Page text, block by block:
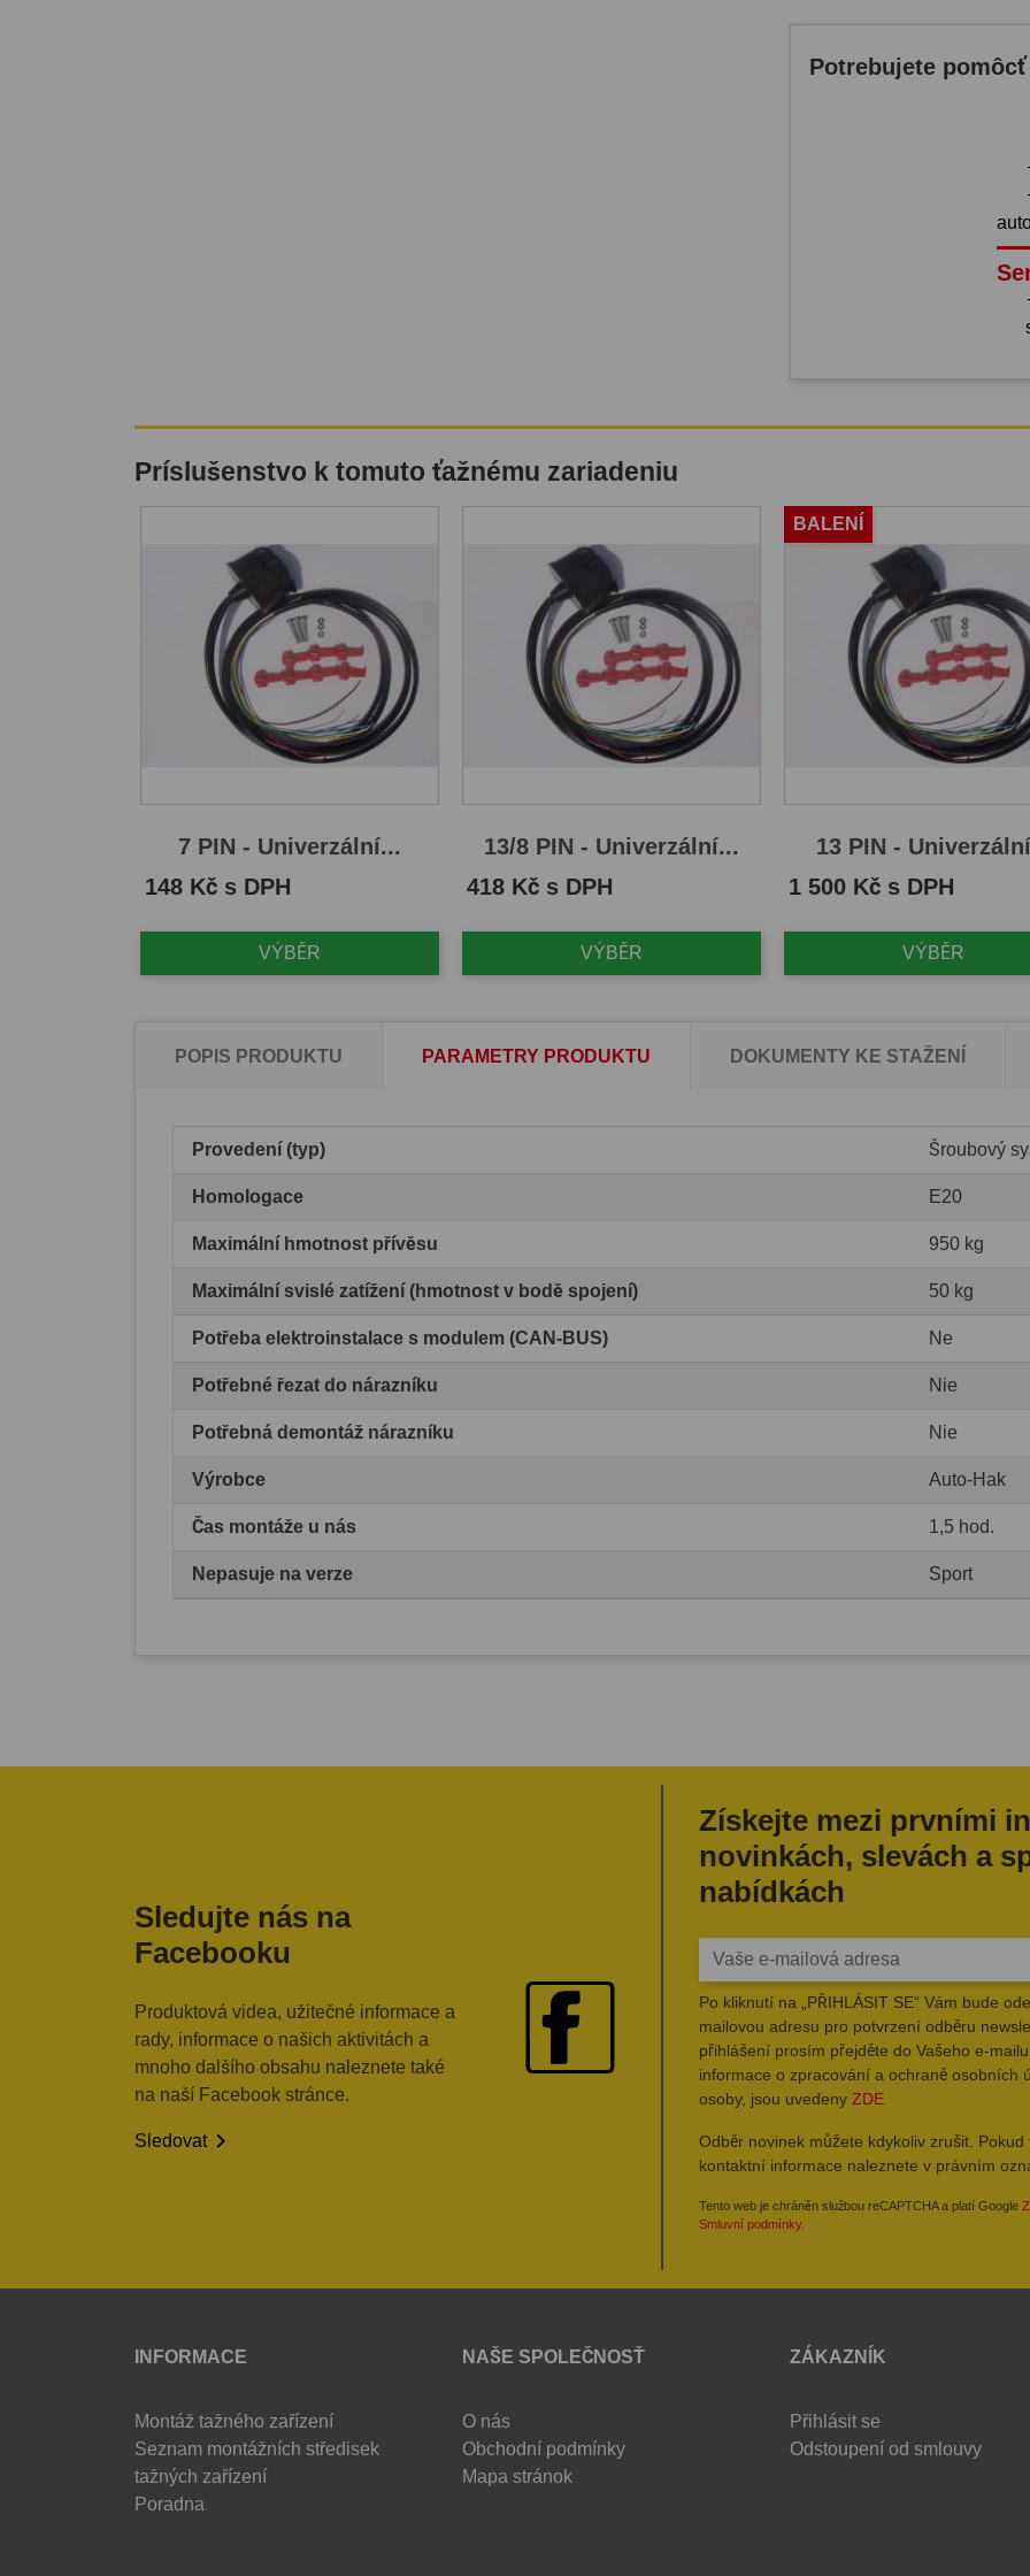
Potrebujete
Príslušenstvo k tomuto ťažnému zariadeniu
7 PIN - Univerzální...
Cena
148 Kč s DPH
VÝBĚR
13/8 PIN - Univerzální...
Cena
418 Kč s DPH
VÝBĚR
13 PIN -
Cena
1 500 Kč s DPH
VÝBĚR
BALENÍ
POPIS PRODUKTU PARAMETRY PRODUKTU DOKUMENTY KE STAŽENÍ
Provedení (typ) Šroubový
Homologace E20
Maximální hmotnost přívěsu 950 kg
Maximální svislé zatížení (hmotnost v bodě spojení) 50 kg
Potřeba elektroinstalace s modulem (CAN-BUS) Ne
Potřebné řezat do nárazníku Nie
Potřebná demontáž nárazníku Nie
Výrobce Auto-Hak
Čas montáže u nás 1,5 hod.
Nepasuje na verze Sport
Sledujte nás na
Facebooku
Produktová videa, užitečné informace a
rady, informace o našich aktivitách a
mnoho dalšího obsahu naleznete také
na naší Facebook stránce.
Sledovat
Získejte mezi prvními
novinkách, slevách a
nabídkách
Po kliknutí na „PŘIHLÁSIT SE“ Vám bude
mailovou adresu pro potvrzení odběru
přihlášení prosím přejděte do Vašeho e-
informace o zpracování a ochraně osobních
osoby, jsou uvedeny ZDE
Odběr novinek můžete kdykoliv zrušit.
kontaktní informace naleznete v právním
Tento web je chráněn službou reCAPTCHA a platí Google
Smluvní podmínky.
INFORMACE
Montáž tažného zařízení
Seznam montážních středisek
tažných zařízení
Poradna
NAŠE SPOLEČNOSŤ
O nás
Obchodní podmínky
Mapa stránok
ZÁKAZNÍK
Přihlásit se
Odstoupení od smlouvy